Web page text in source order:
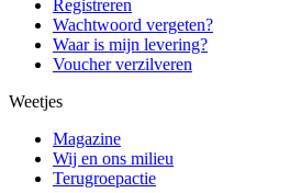
Registreren
Wachtwoord vergeten?
Waar is mijn levering?
Voucher verzilveren
Weetjes
Magazine
Wij en ons milieu
Terugroepactie